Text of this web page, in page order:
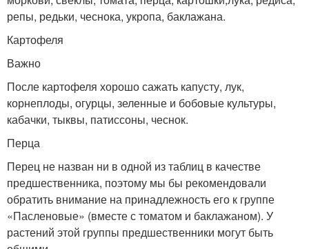
репы, редьки, чеснока, укропа, баклажана.
Картофеля
Важно
После картофеля хорошо сажать капусту, лук,
корнеплоды, огурцы, зеленные и бобовые культуры,
кабачки, тыквы, патиссоны, чеснок.
Перца
Перец не назван ни в одной из таблиц в качестве
предшественника, поэтому мы бы рекомендовали
обратить внимание на принадлежность его к группе
«Пасленовые» (вместе с томатом и баклажаном). У
растений этой группы предшественники могут быть